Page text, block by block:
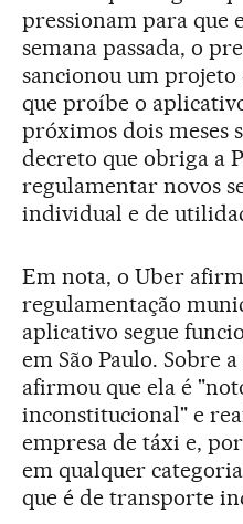
pressionam para que
semana passada, o
sancionou um
que proíbe o
próximos dois meses
decreto que obriga a
regulamentar novos
individual e de
Em nota, o Uber
regulamentação
aplicativo segue
em São Paulo. Sobre
afirmou que ela é
inconstitucional" e
empresa de táxi e,
em qualquer
que é de transporte